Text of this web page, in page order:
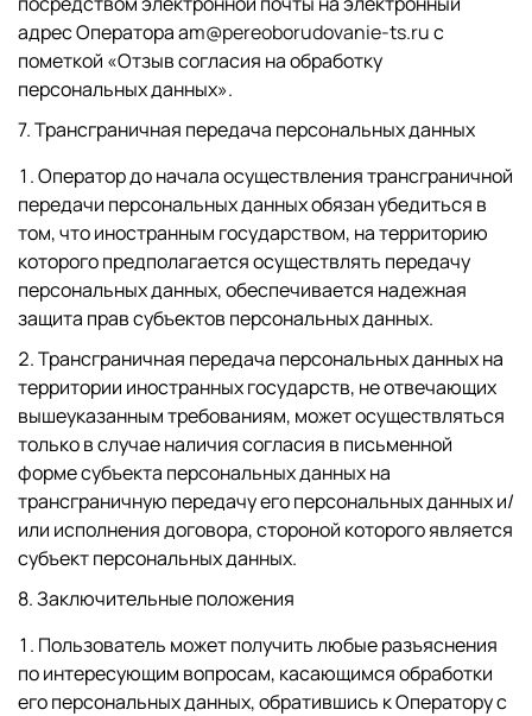
адрес Оператора am@pereoborudovanie-ts.ruс
пометкой «Отзыв согласия на обработку
персональных данных».
7. Трансграничная передача персональных данных
Оператор до начала осуществления трансграничной
передачи персональных данных обязан убедиться в
том, что иностранным государством, на территорию
которого предполагается осуществлять передачу
персональных данных, обеспечивается надежная
защита прав субъектов персональных данных.
Трансграничная передача персональных данных на
территории иностранных государств, не отвечающих
вышеуказанным требованиям, может осуществляться
только в случае наличия согласия в письменной
форме субъекта персональных данных на
трансграничную передачу его персональных данных и/
или исполнения договора, стороной которого является
субъект персональных данных.
8. Заключительные положения
Пользователь может получить любые разъяснения
по интересующим вопросам, касающимся обработки
его персональных данных, обратившись к Оператору с